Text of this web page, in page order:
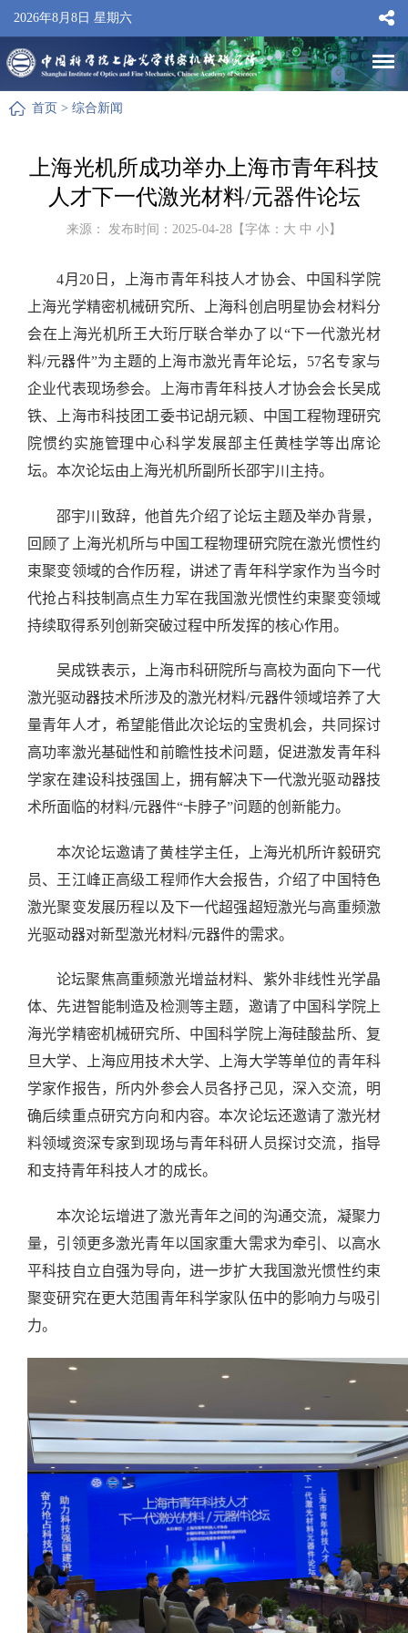
2026年8月8日 星期六
首页 > 综合新闻
上海光机所成功举办上海市青年科技
人才下一代激光材料/元器件论坛
来源： 发布时间：2025-04-28【字体： 大 中 小 】
4月 20 日，上海市青年科技人才协会、中国科学院
上海光学精密机械研究所、上海科创启明星协会材料分
会在上海光机所王大珩厅联合举办了以“下一代激光材
料/元器件”为主题的上海市激光青年论坛， 57名专家与
企业代表现场参会。上海市青年科技人才协会会长吴成
铁、上海市科技团工委书记胡元颖、中国工程物理研究
院惯约实施管理中心科学发展部主任黄桂学等出席论
坛。本次论坛由上海光机所副所长邵宇川主持。
邵宇川致辞，他首先介绍了论坛主题及举办背景，
回顾了上海光机所与中国工程物理研究院在激光惯性约
束聚变领域的合作历程，讲述了青年科学家作为当今时
代抢占科技制高点生力军在我国激光惯性约束聚变领域
持续取得系列创新突破过程中所发挥的核心作用。
吴成铁表示，上海市科研院所与高校为面向下一代
激光驱动器技术所涉及的激光材料/元器件领域培养了大
量青年人才，希望能借此次论坛的宝贵机会，共同探讨
高功率激光基础性和前瞻性技术问题，促进激发青年科
学家在建设科技强国上，拥有解决下一代激光驱动器技
术所面临的材料/元器件“卡脖子”问题的创新能力。
本次论坛邀请了黄桂学主任， 上海光机所许毅研究
员、王江峰正高级工程师作大会报告，介绍了中国特色
激光聚变发展历程以及下一代超强超短激光与高重频激
光驱动器对新型激光材料/元器件的需求。
论坛聚焦高重频激光增益材料、紫外非线性光学晶
体、先进智能制造及检测等主题，邀请了中国科学院上
海光学精密机械研究所、中国科学院上海硅酸盐所、复
旦大学、上海应用技术大学、上海大学等单位的青年科
学家作报告，所内外参会人员各抒己见，深入交流，明
确后续重点研究方向和内容。本次论坛还邀请了激光材
料领域资深专家到现场与青年科研人员探讨交流，指导
和支持青年科技人才的成长。
本次论坛增进了激光青年之间的沟通交流，凝聚力
量，引领更多激光青年以国家重大需求为牵引、以高水
平科技自立自强为导向，进一步扩大我国激光惯性约束
聚变研究在更大范围青年科学家队伍中的影响力与吸引
力。